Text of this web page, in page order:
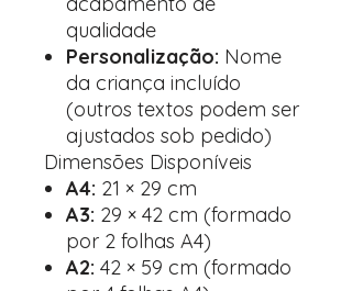
qualidade
Personalização: Nome
da criança incluído
(outros textos podem ser
ajustados sob pedido)
Dimensões Disponíveis
A4: 21 × 29 cm
A3: 29 × 42 cm (formado
por 2 folhas A4)
A2: 42 × 59 cm (formado